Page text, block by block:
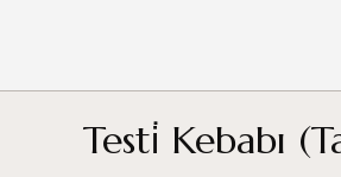
Testi̇ Kebabı